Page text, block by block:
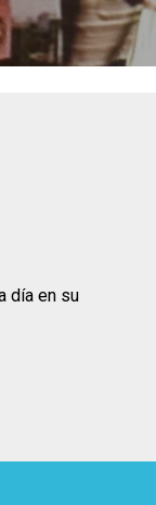
día en su